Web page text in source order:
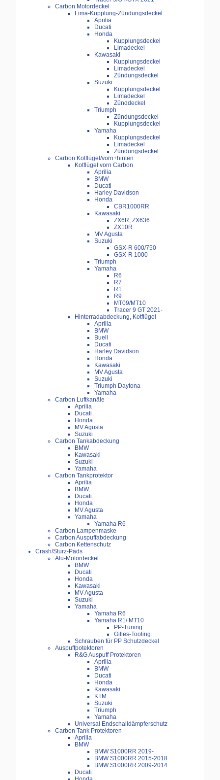
Carbon Motordeckel
Lima-Kupplung-Zündungsdeckel
Aprilia
Ducati
Honda
Kupplungsdeckel
Limadeckel
Kawasaki
Kupplungsdeckel
Limadeckel
Zündungsdeckel
Suzuki
Kupplungsdeckel
Limadeckel
Zünddeckel
Triumph
Zündungsdeckel
Kupplungsdeckel
Yamaha
Kupplungsdeckel
Limadeckel
Zündungsdeckel
Carbon Kotflügel/vorn+hinten
Kotflügel vorn Carbon
Aprilia
BMW
Ducati
Harley Davidson
Honda
CBR1000RR
Kawasaki
ZX6R, ZX636
ZX10R
MV Agusta
Suzuki
GSX-R 600/750
GSX-R 1000
Triumph
Yamaha
R6
R7
R1
R9
MT09/MT10
Tracer 9 GT 2021-
Hinterradabdeckung, Kotflügel
Aprilia
BMW
Buell
Ducati
Harley Davidson
Honda
Kawasaki
MV Agusta
Suzuki
Triumph Daytona
Yamaha
Carbon Luftkanäle
Aprilia
Ducati
Honda
MV Agusta
Suzuki
Carbon Tankabdeckung
BMW
Kawasaki
Suzuki
Yamaha
Carbon Tankprotektor
Aprilia
BMW
Ducati
Honda
MV Agusta
Yamaha
Yamaha R6
Carbon Lampenmaske
Carbon Auspuffabdeckung
Carbon Kettenschutz
Crash/Sturz-Pads
Alu-Motordeckel
BMW
Ducati
Honda
Kawasaki
MV Agusta
Suzuki
Yamaha
Yamaha R6
Yamaha R1/ MT10
PP-Tuning
Gilles-Tooling
Schrauben für PP Schutzdeckel
Auspuffpotektoren
R&G Auspuff Protektoren
Aprilia
BMW
Ducati
Honda
Kawasaki
KTM
Suzuki
Triumph
Yamaha
Universal Endschalldämpferschutz
Carbon Tank Protektoren
Aprilia
BMW
BMW S1000RR 2019-
BMW S1000RR 2015-2018
BMW S1000RR 2009-2014
Ducati